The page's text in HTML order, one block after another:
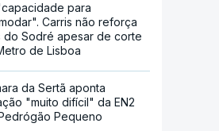
para
Carris não reforça
do Sodré apesar de corte
de Lisboa
da Sertã aponta
"muito difícil" da EN2
Pequeno